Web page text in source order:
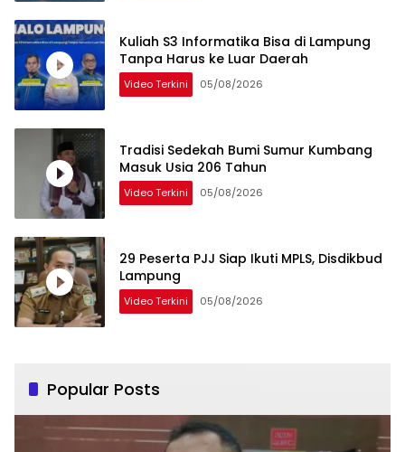
Kuliah S3 Informatika Bisa di Lampung
Tanpa Harus ke Luar Daerah
Video Terkini 05/08/2026
Tradisi Sedekah Bumi Sumur Kumbang
Masuk Usia 206 Tahun
Video Terkini 05/08/2026
29 Peserta PJJ Siap Ikuti MPLS, Disdikbud
Lampung
Video Terkini 05/08/2026
Popular Posts